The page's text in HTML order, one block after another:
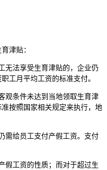
津贴：
无法享受生育津贴的，企业仍
工月平均工资的标准支付。
观条件未达到当地领取生育津
按照国家相关规定来执行，地
需给员工支付产假工资。支付
假工资的性质；而对于超过生